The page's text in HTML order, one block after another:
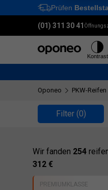
Prüfen
(01) 311 30 41
Kontrast
Oponeo PKW-Reifen
Filter (0)
Wir fanden 254
312 €
PREMIUMKLASSE